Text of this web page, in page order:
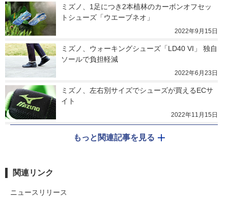
ミズノ、1足につき2本植林のカーボンオフセッ
トシューズ「ウエーブネオ」
2022年9月15日
ミズノ、ウォーキングシューズ「LD40 VI」 独自
ソールで負担軽減
2022年6月23日
ミズノ、左右別サイズでシューズが買えるECサ
イト
2022年11月15日
もっと関連記事を見る
関連リンク
ニュースリリース